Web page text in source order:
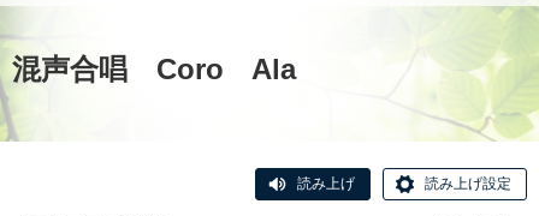
混声合唱 Coro Ala
読み上げ 読み上げ設定